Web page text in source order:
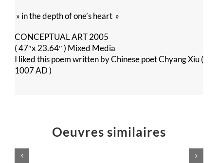
» in the depth of one’s heart »
CONCEPTUAL ART 2005
( 47″x 23.64″ ) Mixed Media
I liked this poem written by Chinese poet Chyang Xiu (
1007 AD )
Oeuvres similaires